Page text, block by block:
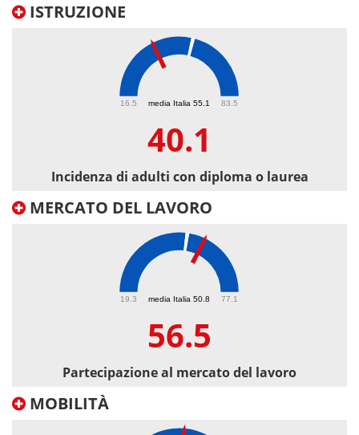
ISTRUZIONE
media Italia 55.1
16.5 83.5
40.1
Incidenza di adulti con diploma o laurea
MERCATO DEL LAVORO
media Italia 50.8
19.3 77.1
56.5
Partecipazione al mercato del lavoro
MOBILITÀ